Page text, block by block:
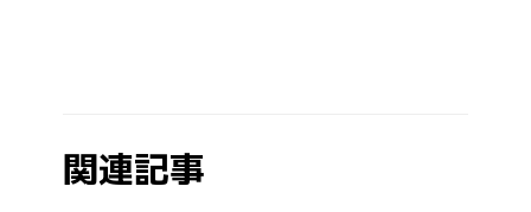
関連記事